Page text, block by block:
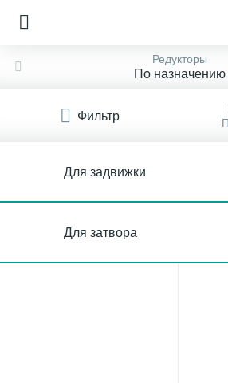
Редукторы
По назначению
Фильтр
Для задвижки
Для затвора